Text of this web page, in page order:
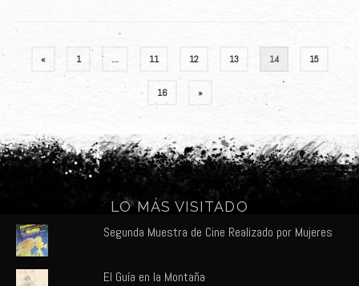
Paginación
« 1 … 11 12 13 14 15
16 »
LO MÁS VISITADO
Segunda Muestra de Cine Realizado por Mujeres
El Guía en la Montaña